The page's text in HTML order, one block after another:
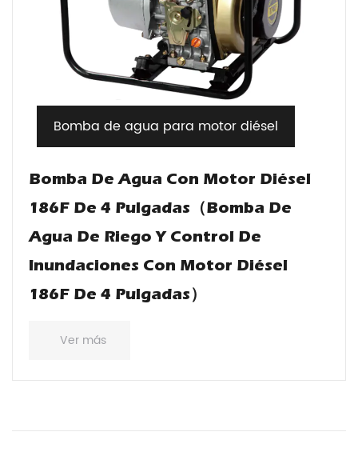
Bomba de agua para motor diésel
Bomba De Agua Con Motor Diésel
186F De 4 Pulgadas（Bomba De
Agua De Riego Y Control De
Inundaciones Con Motor Diésel
186F De 4 Pulgadas）
Ver más